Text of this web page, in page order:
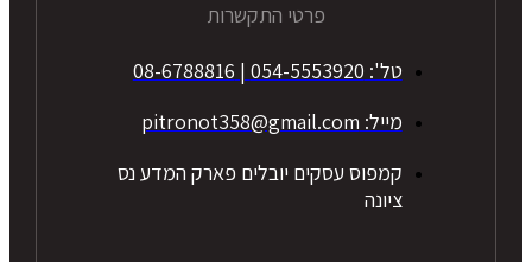
פרטי התקשרות
טל': 054-5553920 | 08-6788816
מייל: pitronot358@gmail.com
קמפוס עסקים יובלים פארק המדע נס
ציונה